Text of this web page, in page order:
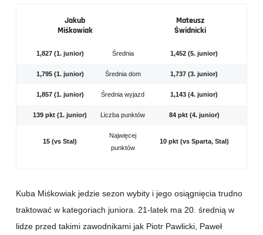
Jakub
Miśkowiak
Mateusz
Świdnicki
1,827 (1. junior) Średnia 1,452 (5. junior)
1,795 (1. junior) Średnia dom 1,737 (3. junior)
1,857 (1. junior) Średnia wyjazd 1,143 (4. junior)
139 pkt (1. junior) Liczba punktów 84 pkt (4. junior)
15 (vs Stal)
Najwięcej
punktów
10 pkt (vs Sparta, Stal)
Kuba Miśkowiak jedzie sezon wybity i jego osiągnięcia trudno
traktować w kategoriach juniora. 21-latek ma 20. średnią w
lidze przed takimi zawodnikami jak Piotr Pawlicki, Paweł